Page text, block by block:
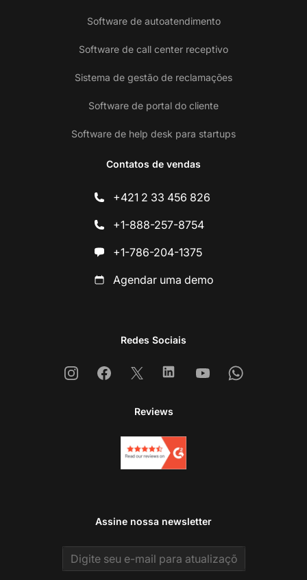
Software de autoatendimento
Software de call center receptivo
Sistema de gestão de reclamações
Software de portal do cliente
Software de help desk para startups
Contatos de vendas
+421 2 33 456 826
+1-888-257-8754
+1-786-204-1375
Agendar uma demo
Redes Sociais
InstagramFacebook
X LinkedinYoutubeWhatsapp
Reviews
Assine nossa newsletter
Email address